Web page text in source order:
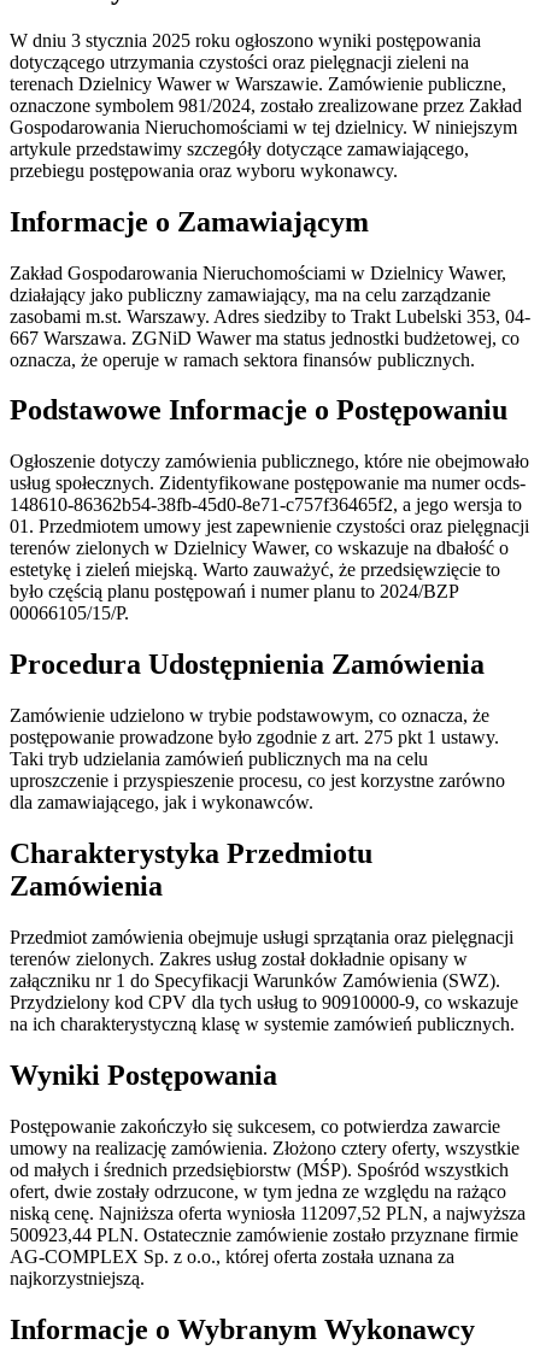
W dniu 3 stycznia 2025 roku ogłoszono wyniki postępowania
dotyczącego utrzymania czystości oraz pielęgnacji zieleni na
terenach Dzielnicy Wawer w Warszawie. Zamówienie publiczne,
oznaczone symbolem 981/2024, zostało zrealizowane przez Zakład
Gospodarowania Nieruchomościami w tej dzielnicy. W niniejszym
artykule przedstawimy szczegóły dotyczące zamawiającego,
przebiegu postępowania oraz wyboru wykonawcy.
Informacje o Zamawiającym
Zakład Gospodarowania Nieruchomościami w Dzielnicy Wawer,
działający jako publiczny zamawiający, ma na celu zarządzanie
zasobami m.st. Warszawy. Adres siedziby to Trakt Lubelski 353, 04-
667 Warszawa. ZGNiD Wawer ma status jednostki budżetowej, co
oznacza, że operuje w ramach sektora finansów publicznych.
Podstawowe Informacje o Postępowaniu
Ogłoszenie dotyczy zamówienia publicznego, które nie obejmowało
usług społecznych. Zidentyfikowane postępowanie ma numer ocds-
148610-86362b54-38fb-45d0-8e71-c757f36465f2, a jego wersja to
01. Przedmiotem umowy jest zapewnienie czystości oraz pielęgnacji
terenów zielonych w Dzielnicy Wawer, co wskazuje na dbałość o
estetykę i zieleń miejską. Warto zauważyć, że przedsięwzięcie to
było częścią planu postępowań i numer planu to 2024/BZP
00066105/15/P.
Procedura Udostępnienia Zamówienia
Zamówienie udzielono w trybie podstawowym, co oznacza, że
postępowanie prowadzone było zgodnie z art. 275 pkt 1 ustawy.
Taki tryb udzielania zamówień publicznych ma na celu
uproszczenie i przyspieszenie procesu, co jest korzystne zarówno
dla zamawiającego, jak i wykonawców.
Charakterystyka Przedmiotu
Zamówienia
Przedmiot zamówienia obejmuje usługi sprzątania oraz pielęgnacji
terenów zielonych. Zakres usług został dokładnie opisany w
załączniku nr 1 do Specyfikacji Warunków Zamówienia (SWZ).
Przydzielony kod CPV dla tych usług to 90910000-9, co wskazuje
na ich charakterystyczną klasę w systemie zamówień publicznych.
Wyniki Postępowania
Postępowanie zakończyło się sukcesem, co potwierdza zawarcie
umowy na realizację zamówienia. Złożono cztery oferty, wszystkie
od małych i średnich przedsiębiorstw (MŚP). Spośród wszystkich
ofert, dwie zostały odrzucone, w tym jedna ze względu na rażąco
niską cenę. Najniższa oferta wyniosła 112097,52 PLN, a najwyższa
500923,44 PLN. Ostatecznie zamówienie zostało przyznane firmie
AG-COMPLEX Sp. z o.o., której oferta została uznana za
najkorzystniejszą.
Informacje o Wybranym Wykonawcy